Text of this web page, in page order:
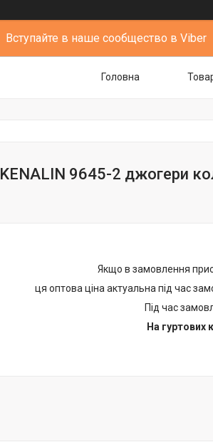
Вступайте в наше сообщество в Viber
Головна
KENALIN 9645-2 джогери
Якщо в замовлення
ця оптова ціна актуальна під час
Під час
На гуртових